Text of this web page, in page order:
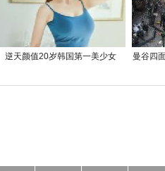
逆天颜值20岁韩国第一美少女 曼谷四